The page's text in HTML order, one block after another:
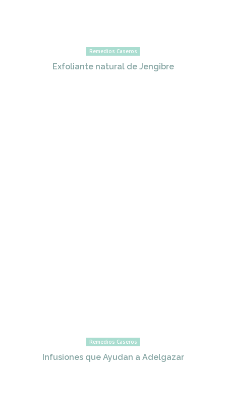
Remedios Caseros
Exfoliante natural de Jengibre
Remedios Caseros
Infusiones que Ayudan a Adelgazar